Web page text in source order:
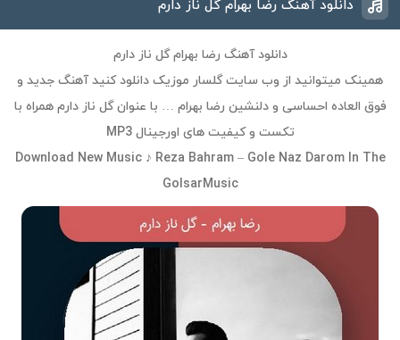
دانلود آهنگ رضا بهرام گل ناز دارم
دانلود آهنگ رضا بهرام گل ناز دارم
همینک میتوانید از وب سایت گلسار موزیک دانلود کنید آهنگ جدید و
فوق العاده احساسی و دلنشین رضا بهرام … با عنوان گل ناز دارم همراه با
تکست و کیفیت های اورجینال MP3
Download New Music ♪ Reza Bahram – Gole Naz Darom In The
GolsarMusic